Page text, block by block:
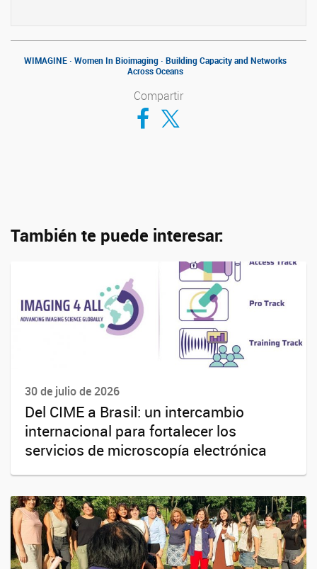
WIMAGINE · Women In Bioimaging · Building Capacity and Networks
Across Oceans
Compartir
Compartir en Facebook
Compartir en Twitter
También te puede interesar:
30 de julio de 2026
Del CIME a Brasil: un intercambio
internacional para fortalecer los
servicios de microscopía electrónica